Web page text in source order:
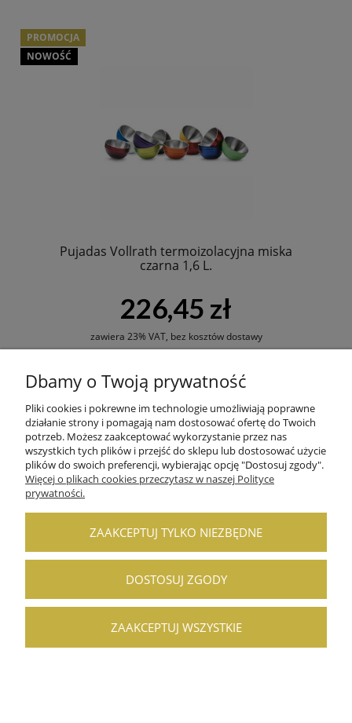
Pujadas Vollrath termoizolacyjna miska
czarna 1,6 L.
226,45 zł
zawiera 23% VAT, bez kosztów dostawy
Najniższa cena:226,45 zł
DO KOSZYKA
PROMOCJA
NOWOŚĆ
PROMOCJA
Dbamy o Twoją prywatność
Pliki cookies i pokrewne im technologie umożliwiają poprawne
działanie strony i pomagają nam dostosować ofertę do Twoich
potrzeb. Możesz zaakceptować wykorzystanie przez nas
wszystkich tych plików i przejść do sklepu lub dostosować użycie
plików do swoich preferencji, wybierając opcję "Dostosuj zgody".
Więcej o plikach cookies przeczytasz w naszej Polityce
prywatności.
ZAAKCEPTUJ TYLKO NIEZBĘDNE
DOSTOSUJ ZGODY
ZAAKCEPTUJ WSZYSTKIE